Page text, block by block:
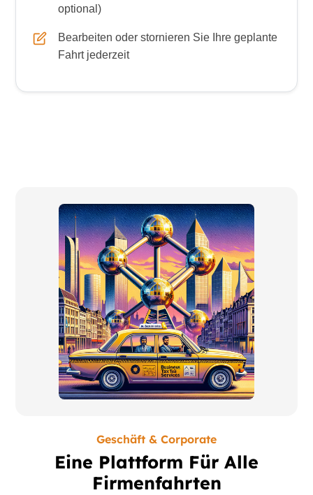
optional)
Bearbeiten oder stornieren Sie Ihre geplante
Fahrt jederzeit
Geschäft & Corporate
Eine Plattform Für Alle
Firmenfahrten